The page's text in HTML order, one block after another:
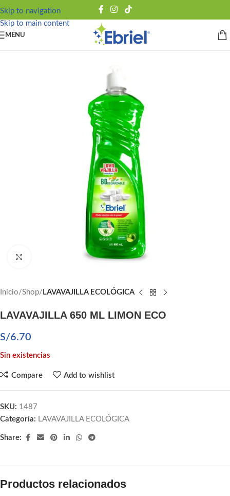
Skip to navigation
Skip to main content
MENU
Inicio Shop LAVAVAJILLA ECOLÓGICA
LAVAVAJILLA 650 ML LIMON ECO
S/6.70
Sin existencias
Compare Add to wishlist
SKU: 1487
Categoría: LAVAVAJILLA ECOLÓGICA
Share:
Productos relacionados